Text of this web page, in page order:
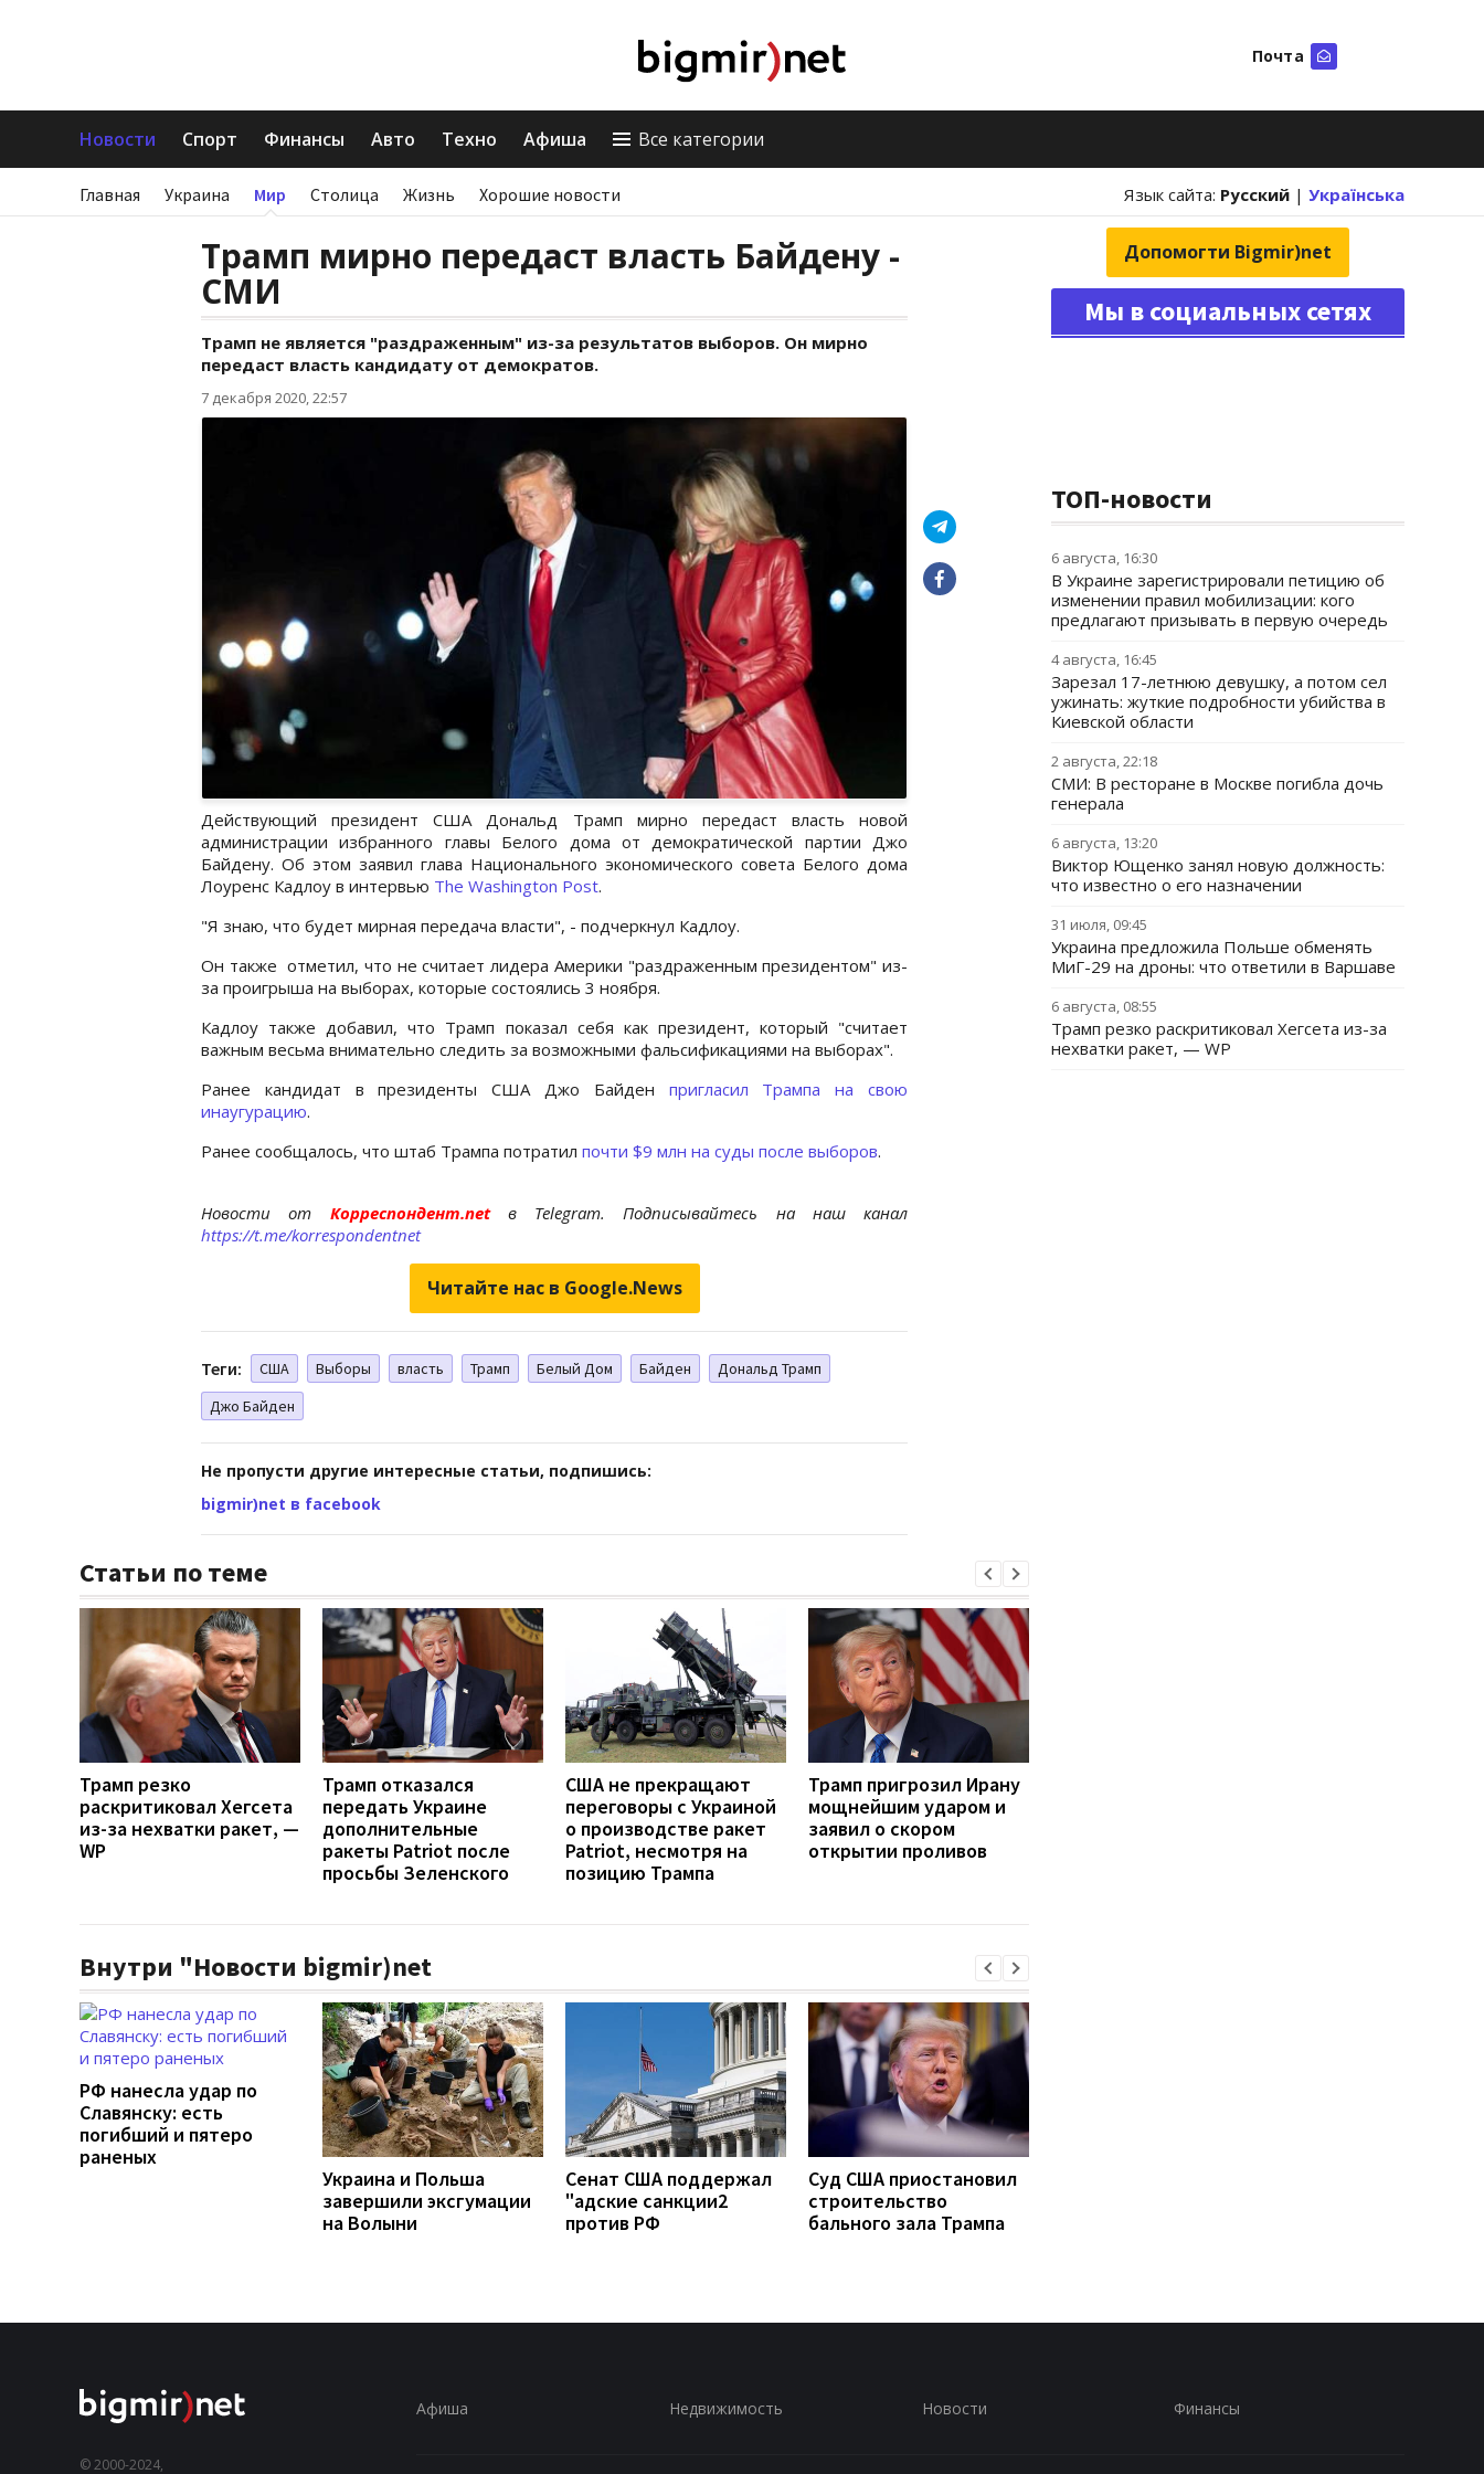
Почта
Новости Спорт Финансы Авто Техно Афиша Все категории
Главная Украина Мир Столица Жизнь Хорошие новости Язык сайта: Русский | Українська
Трамп мирно передаст власть Байдену -
СМИ
Трамп не является "раздраженным" из-за результатов выборов. Он мирно
передаст власть кандидату от демократов.
7 декабря 2020, 22:57
Действующий президент США Дональд Трамп мирно передаст власть новой
администрации избранного главы Белого дома от демократической партии Джо
Байдену. Об этом заявил глава Национального экономического совета Белого дома
Лоуренс Кадлоу в интервью The Washington Post.
"Я знаю, что будет мирная передача власти", - подчеркнул Кадлоу.
Он также отметил, что не считает лидера Америки "раздраженным президентом" из-
за проигрыша на выборах, которые состоялись 3 ноября.
Кадлоу также добавил, что Трамп показал себя как президент, который "считает
важным весьма внимательно следить за возможными фальсификациями на выборах".
Ранее кандидат в президенты США Джо Байден пригласил Трампа на свою
инаугурацию.
Ранее сообщалось, что штаб Трампа потратил почти $9 млн на суды после выборов.
Новости от Корреспондент.net в Telegram. Подписывайтесь на наш канал
https://t.me/korrespondentnet
Читайте нас в Google.News
Теги: США Выборы власть Трамп Белый Дом Байден
Дональд Трамп
Джо Байден
Не пропусти другие интересные статьи, подпишись:
bigmir)net в facebook
Статьи по теме
Трамп резко
раскритиковал Хегсета
из-за нехватки ракет, —
WP
Трамп отказался
передать Украине
дополнительные
ракеты Patriot после
просьбы Зеленского
США не прекращают
переговоры с Украиной
о производстве ракет
Patriot, несмотря на
позицию Трампа
Трамп пригрозил Ирану
мощнейшим ударом и
заявил о скором
открытии проливов
Внутри "Новости bigmir)net
РФ нанесла удар по
Славянску: есть
погибший и пятеро
раненых
Украина и Польша
завершили эксгумации
на Волыни
Сенат США поддержал
"адские санкции2
против РФ
Суд США приостановил
строительство
бального зала Трампа
Допомогти Bigmir)net
Мы в социальных сетях
ТОП-новости
6 августа, 16:30
В Украине зарегистрировали петицию об
изменении правил мобилизации: кого
предлагают призывать в первую очередь
4 августа, 16:45
Зарезал 17-летнюю девушку, а потом сел
ужинать: жуткие подробности убийства в
Киевской области
2 августа, 22:18
СМИ: В ресторане в Москве погибла дочь
генерала
6 августа, 13:20
Виктор Ющенко занял новую должность:
что известно о его назначении
31 июля, 09:45
Украина предложила Польше обменять
МиГ-29 на дроны: что ответили в Варшаве
6 августа, 08:55
Трамп резко раскритиковал Хегсета из-за
нехватки ракет, — WP
© 2000-2024,
Афиша Недвижимость Новости Финансы